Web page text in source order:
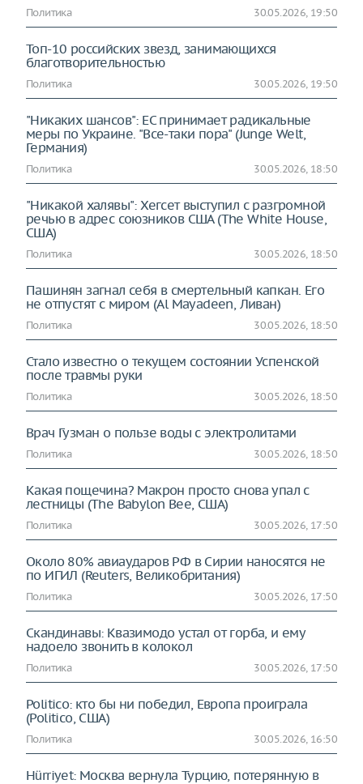
Политика 30.05.2026, 19:50
Топ-10 российских звезд, занимающихся
благотворительностью
Политика 30.05.2026, 19:50
"Никаких шансов": ЕС принимает радикальные
меры по Украине. "Все-таки пора" (Junge Welt,
Германия)
Политика 30.05.2026, 18:50
"Никакой халявы": Хегсет выступил с разгромной
речью в адрес союзников США (The White House,
США)
Политика 30.05.2026, 18:50
Пашинян загнал себя в смертельный капкан. Его
не отпустят с миром (Al Mayadeen, Ливан)
Политика 30.05.2026, 18:50
Стало известно о текущем состоянии Успенской
после травмы руки
Политика 30.05.2026, 18:50
Врач Гузман о пользе воды с электролитами
Политика 30.05.2026, 18:50
Какая пощечина? Макрон просто снова упал с
лестницы (The Babylon Bee, США)
Политика 30.05.2026, 17:50
Около 80% авиаударов РФ в Сирии наносятся не
по ИГИЛ (Reuters, Великобритания)
Политика 30.05.2026, 17:50
Скандинавы: Квазимодо устал от горба, и ему
надоело звонить в колокол
Политика 30.05.2026, 17:50
Politico: кто бы ни победил, Европа проиграла
(Politico, США)
Политика 30.05.2026, 16:50
Hürriyet: Москва вернула Турцию, потерянную в